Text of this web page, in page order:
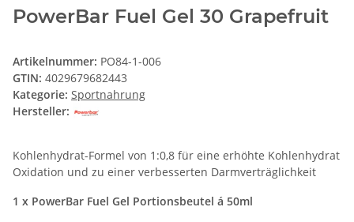
PowerBar Fuel Gel 30 Grapefruit
Artikelnummer: PO84-1-006
GTIN: 4029679682443
Kategorie: Sportnahrung
Hersteller:
Kohlenhydrat-Formel von 1:0,8 für eine erhöhte Kohlenhydrat
Oxidation und zu einer verbesserten Darmverträglichkeit
1 x PowerBar Fuel Gel Portionsbeutel á 50ml